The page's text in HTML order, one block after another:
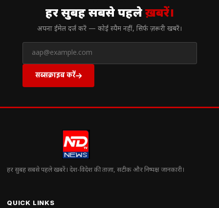
हर सुबह सबसे पहलेख़बरें।
अपना ईमेल दर्ज करें — कोई स्पैम नहीं, सिर्फ ज़रूरी खबरें।
सब्सक्राइब करें
हर सुबह सबसे पहले खबरें। देश-विदेश की ताज़ा, सटीक और निष्पक्ष जानकारी।
QUICK LINKS